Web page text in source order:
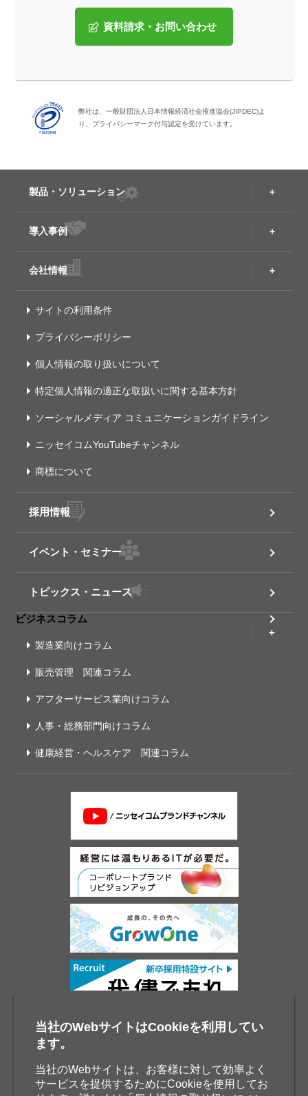
資料請求・お問い合わせ
弊社は、一般財団法人日本情報経済社会推進協会(JIPDEC)よ
り、プライバシーマーク付与認定を受けています。
製品・ソリューション
導入事例
会社情報
サイトの利用条件
プライバシーポリシー
個人情報の取り扱いについて
特定個人情報の適正な取扱いに関する基本方針
ソーシャルメディア コミュニケーションガイドライン
ニッセイコムYouTubeチャンネル
商標について
採用情報
イベント・セミナー
トピックス・ニュース
ビジネスコラム
製造業向けコラム
販売管理 関連コラム
アフターサービス業向けコラム
人事・総務部門向けコラム
健康経営・ヘルスケア 関連コラム
当社のWebサイトはCookieを利用してい
ます。
当社のWebサイトは、お客様に対して効率よく
サービスを提供するためにCookieを使用してお